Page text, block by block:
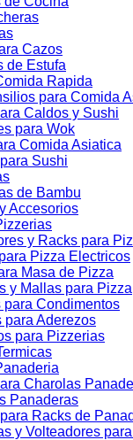
Cazos
de Estufa
Rapida
para Comida
Caldos y Sushi
para Wok
Comida Asiatica
Sushi
de Bambu
Accesorios
y Racks para
Pizza Electricos
Masa de Pizza
y Mallas para Pizza
para Condimentos
para Aderezos
para Pizzerias
Charolas
Panaderas
Racks de
y Volteadores